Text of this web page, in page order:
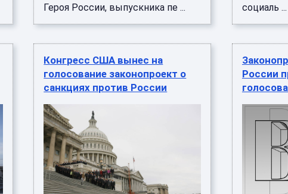
Героя России, выпускника пе ...
социаль ...
Конгресс США вынес на
голосование законопроект о
санкциях против России
России